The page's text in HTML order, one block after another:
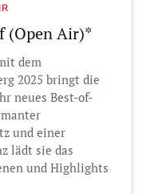
(Open Air)*
dem
2025 bringt die
neues Best-of-
und einer
lädt sie das
und Highlights